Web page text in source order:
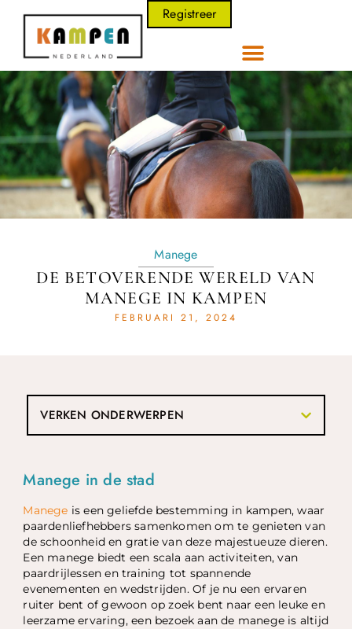
Registreer
Manege
DE BETOVERENDE WERELD VAN
MANEGE IN KAMPEN
FEBRUARI 21, 2024
Manege in de stad
Manege is een geliefde bestemming in kampen, waar
paardenliefhebbers samenkomen om te genieten van
de schoonheid en gratie van deze majestueuze dieren.
Een manege biedt een scala aan activiteiten, van
paardrijlessen en training tot spannende
evenementen en wedstrijden. Of je nu een ervaren
ruiter bent of gewoon op zoek bent naar een leuke en
leerzame ervaring, een bezoek aan de manege is altijd
VERKEN ONDERWERPEN